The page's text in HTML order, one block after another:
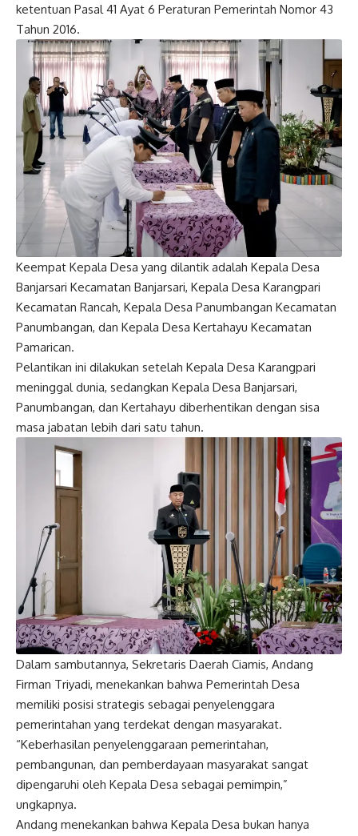
ketentuan Pasal 41 Ayat 6 Peraturan Pemerintah Nomor 43
Tahun 2016.
Keempat Kepala Desa yang dilantik adalah Kepala Desa
Banjarsari Kecamatan Banjarsari, Kepala Desa Karangpari
Kecamatan Rancah, Kepala Desa Panumbangan Kecamatan
Panumbangan, dan Kepala Desa Kertahayu Kecamatan
Pamarican.
Pelantikan ini dilakukan setelah Kepala Desa Karangpari
meninggal dunia, sedangkan Kepala Desa Banjarsari,
Panumbangan, dan Kertahayu diberhentikan dengan sisa
masa jabatan lebih dari satu tahun.
Dalam sambutannya, Sekretaris Daerah Ciamis, Andang
Firman Triyadi, menekankan bahwa Pemerintah Desa
memiliki posisi strategis sebagai penyelenggara
pemerintahan yang terdekat dengan masyarakat.
“Keberhasilan penyelenggaraan pemerintahan,
pembangunan, dan pemberdayaan masyarakat sangat
dipengaruhi oleh Kepala Desa sebagai pemimpin,”
ungkapnya.
Andang menekankan bahwa Kepala Desa bukan hanya